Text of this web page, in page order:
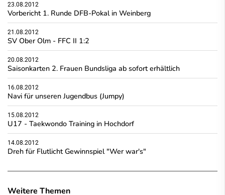
23.08.2012
Vorbericht 1. Runde DFB-Pokal in Weinberg
21.08.2012
SV Ober Olm - FFC II 1:2
20.08.2012
Saisonkarten 2. Frauen Bundsliga ab sofort erhältlich
16.08.2012
Navi für unseren Jugendbus (Jumpy)
15.08.2012
U17 - Taekwondo Training in Hochdorf
14.08.2012
Dreh für Flutlicht Gewinnspiel "Wer war's"
Weitere Themen